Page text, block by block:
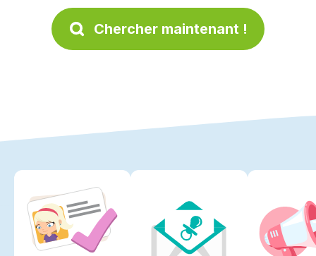
Chercher maintenant !